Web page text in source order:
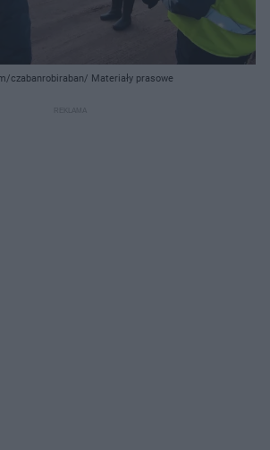
czabanrobiraban/ Materiały prasowe